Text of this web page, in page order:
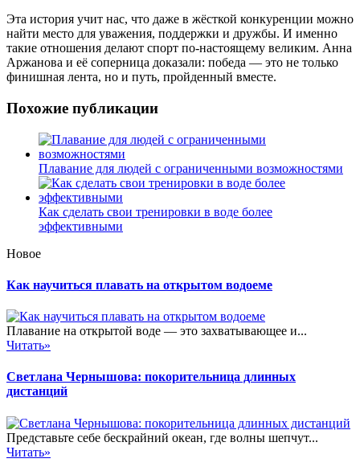
Эта история учит нас, что даже в жёсткой конкуренции можно
найти место для уважения, поддержки и дружбы. И именно
такие отношения делают спорт по-настоящему великим. Анна
Аржанова и её соперница доказали: победа — это не только
финишная лента, но и путь, пройденный вместе.
Похожие публикации
Плавание для людей с ограниченными возможностями
Как сделать свои тренировки в воде более
эффективными
Новое
Как научиться плавать на открытом водоеме
Плавание на открытой воде — это захватывающее и...
Читать»
Светлана Чернышова: покорительница длинных
дистанций
Представьте себе бескрайний океан, где волны шепчут...
Читать»